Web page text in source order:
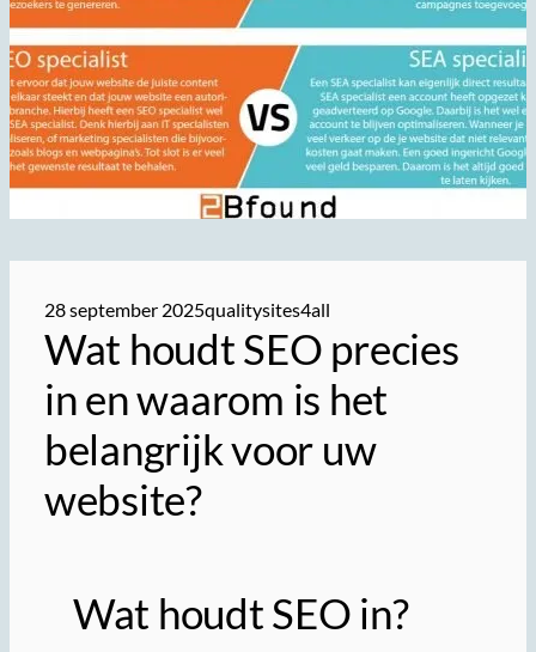
28 september 2025qualitysites4all
Wat houdt SEO precies
in en waarom is het
belangrijk voor uw
website?
Wat houdt SEO in?